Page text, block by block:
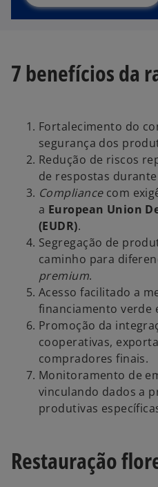
7 benefícios da
Fortalecimento do
segurança dos
Redução de riscos
de respostas
Compliancecom
a European Union
(EUDR).
Segregação de
caminho para
premium.
Acesso facilitado a
financiamento verde
Promoção da
cooperativas,
compradores finais.
Monitoramento de
vinculando dados a
produtivas
Restauração